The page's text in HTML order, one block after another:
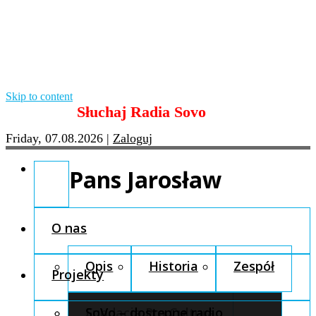
Skip to content
Słuchaj Radia Sovo
Friday, 07.08.2026 | Zaloguj
O nas
Opis Historia Zespół
Fundacja Pro Cultura
Projekty
SoVo – dostępne radio
Pans Jarosław